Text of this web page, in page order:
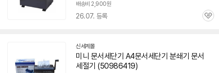
배송비 2,900원
26.07. 등록
관
신세계몰
미니 문서 세단기 A4문서 세단기 분쇄기 문서
세절기 (50986419)